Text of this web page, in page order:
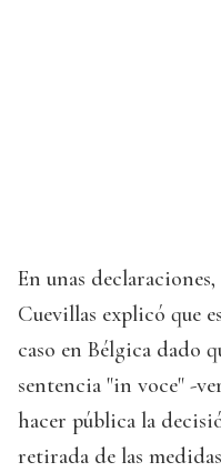
En unas
Cuevillas explicó que
caso en Bélgica dado
sentencia "in voce" -
hacer pública la
retirada de las